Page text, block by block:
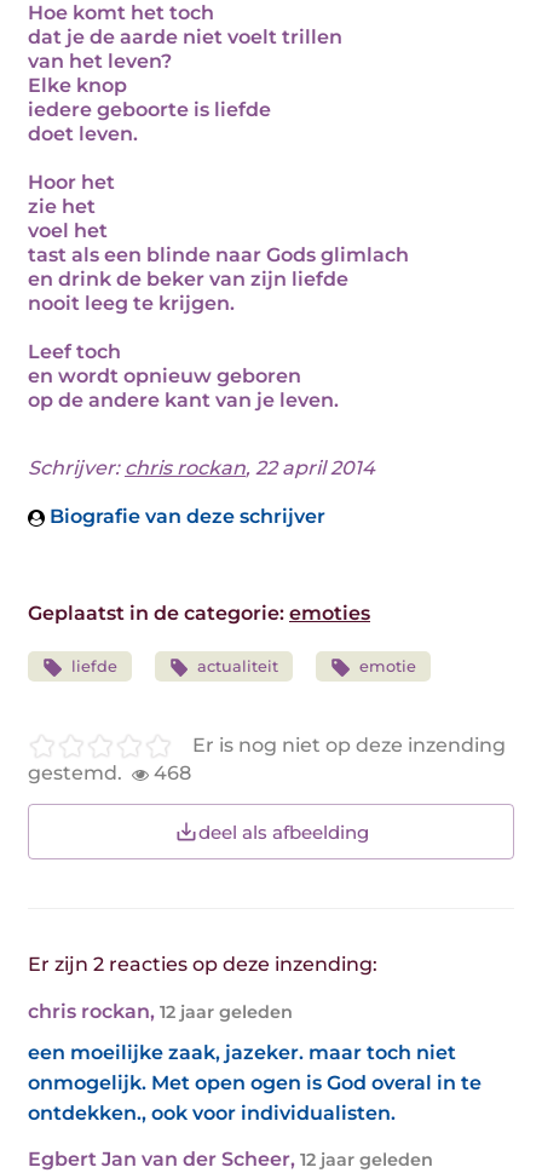
Hoe komt het toch
dat je de aarde niet voelt trillen
van het leven?
Elke knop
iedere geboorte is liefde
doet leven.
Hoor het
zie het
voel het
tast als een blinde naar Gods glimlach
en drink de beker van zijn liefde
nooit leeg te krijgen.
Leef toch
en wordt opnieuw geboren
op de andere kant van je leven.
Schrijver: chris rockan, 22 april 2014
Biografie van deze schrijver
Geplaatst in de categorie: emoties
liefde actualiteit emotie
Er is nog niet op deze inzending
gestemd.
468
deel als afbeelding
Er zijn 2 reacties op deze inzending:
chris rockan, 12 jaar geleden
een moeilijke zaak, jazeker. maar toch niet
onmogelijk. Met open ogen is God overal in te
ontdekken., ook voor individualisten.
Egbert Jan van der Scheer, 12 jaar geleden